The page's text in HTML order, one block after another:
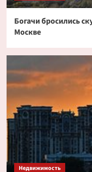
Богачи бросились
Москве
Недвижимость